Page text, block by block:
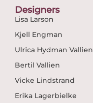
Designers
Lisa Larson
Kjell Engman
Ulrica Hydman Vallien
Bertil Vallien
Vicke Lindstrand
Erika Lagerbielke